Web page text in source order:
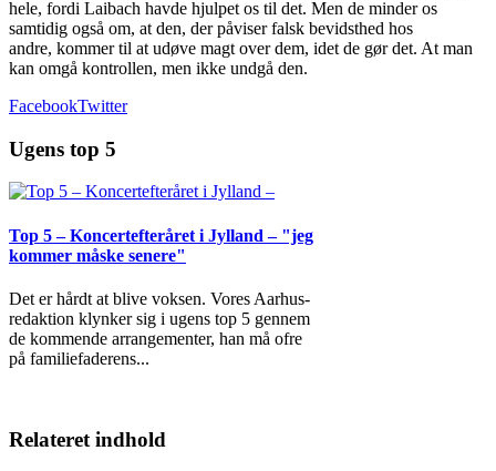
hele, fordi Laibach havde hjulpet os til det. Men de minder os
samtidig også om, at den, der påviser falsk bevidsthed hos
andre, kommer til at udøve magt over dem, idet de gør det. At man
kan omgå kontrollen, men ikke undgå den.
FacebookTwitter
Ugens top 5
Top 5 – Koncertefteråret i Jylland – "jeg
kommer måske senere"
Det er hårdt at blive voksen. Vores Aarhus-
redaktion klynker sig i ugens top 5 gennem
de kommende arrangementer, han må ofre
på familiefaderens...
Relateret indhold